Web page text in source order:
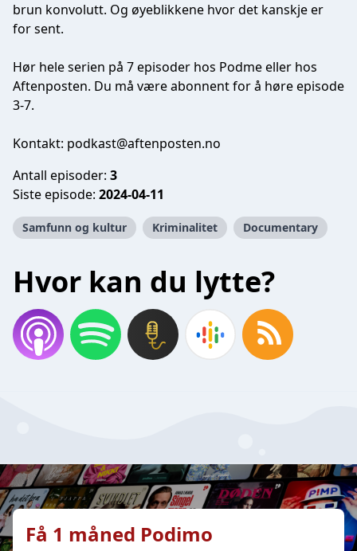
brun konvolutt. Og øyeblikkene hvor det kanskje er
for sent.
Hør hele serien på 7 episoder hos Podme eller hos
Aftenposten. Du må være abonnent for å høre episode
3-7.
Kontakt: podkast@aftenposten.no
Antall episoder: 3
Siste episode: 2024-04-11
Samfunn og kultur Kriminalitet Documentary
Hvor kan du lytte?
Få 1 måned Podimo